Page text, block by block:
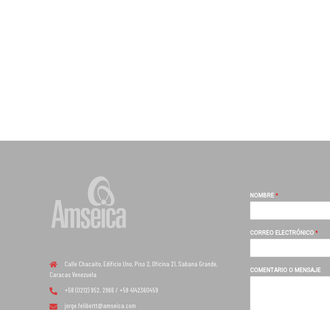
Calle Chacaíto, Edificio Uno, Piso 2, Oficina 21, Sabana Grande,
Caracas Venezuela
+58 (0212) 952. 2966 / +58 4142360459
jorge.felibertt@amseica.com
NOMBRE*
CORREO ELECTRÓNICO*
COMENTARIO O MENSAJE